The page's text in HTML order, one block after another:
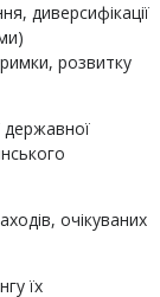
диверсифікації
розвитку
державної
очікуваних
їх